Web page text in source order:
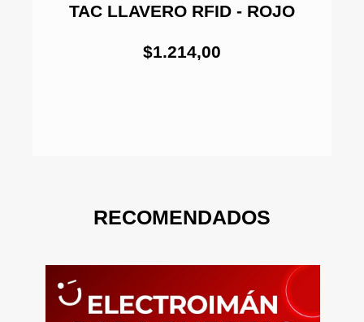
TAC LLAVERO RFID - ROJO
$1.214,00
RECOMENDADOS